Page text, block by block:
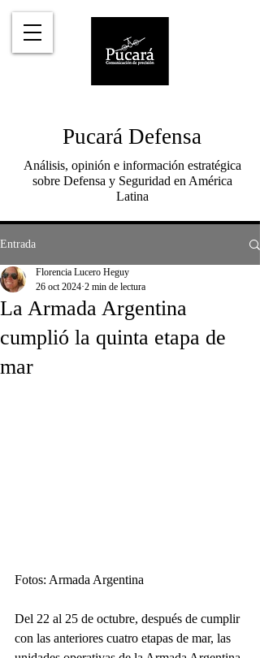
Pucará Defensa
Análisis, opinión e información estratégica
sobre Defensa y Seguridad en América
Latina
Entrada
La Armada Argentina
cumplió la quinta etapa de
mar
Florencia Lucero Heguy
26 oct 2024 2 min de lectura
Fotos: Armada Argentina
Del 22 al 25 de octubre, después de cumplir
con las anteriores cuatro etapas de mar, las